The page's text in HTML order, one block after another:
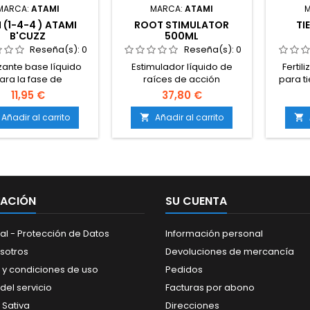
ATAMI
(1-4-4 ) ATAMI
B'CUZZ
Reseña(s):0
base líquido
la fase de
NPK
1-4-4.Estimula
fuertes, tallos
y hojas verdes y
con
un
estable y
saludable.
11,95 €
Añadir al carrito
MARCA:ATAMI
ROOT STIMULATOR
500ML
Reseña(s): 0
Estimulador líquido de
raíces de acción
rápida.Favorece un sistema
radicular fuerte, sano y
ramificado.Reduce el
estrés en trasplantes y
fases iniciales.Aumenta la
todos los sustratos y
37,80 €
 Añadir al carrito
para
con

- Protección de Datos
condiciones de uso
servicio
SU CUENTA
Información personal
Devoluciones de mercancía
Pedidos
Facturas por abono
Direcciones